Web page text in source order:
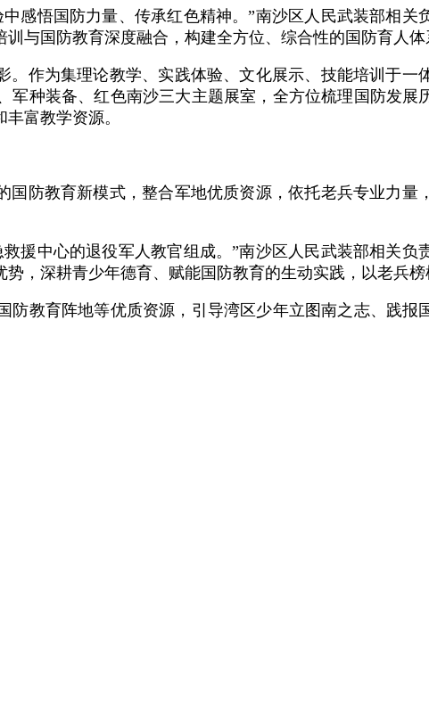
感悟国防力量、传承红色精神。”南沙区人民武装部相
与国防教育深度融合，构建全方位、综合性的国防育人体
作为集理论教学、实践体验、文化展示、技能培训于
种装备、红色南沙三大主题展室，全方位梳理国防发
富教学资源。
防教育新模式，整合军地优质资源，依托老兵专业力
援中心的退役军人教官组成。”南沙区人民武装部相关
，深耕青少年德育、赋能国防教育的生动实践，以老兵榜
教育阵地等优质资源，引导湾区少年立图南之志、践报